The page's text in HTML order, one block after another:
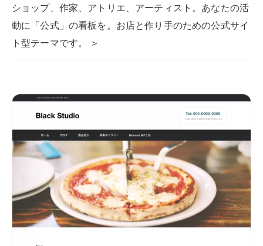
ショップ、作家、アトリエ、アーティスト。あなたの活
動に「公式」の看板を。お店と作り手のための公式サイ
ト型テーマです。 ＞